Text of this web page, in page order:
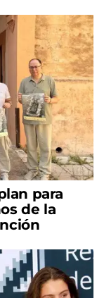
para
de la